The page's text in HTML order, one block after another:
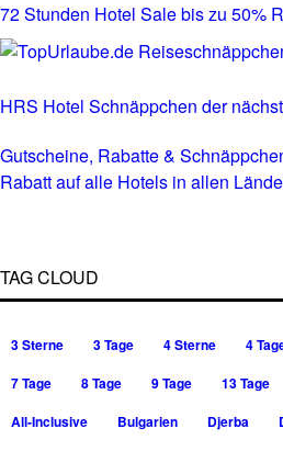
72 Stunden Hotel Sale bis zu 50%
HRS Hotel Schnäppchen der
Gutscheine, Rabatte &
Rabatt auf alle Hotels in allen
TAG CLOUD
3 Sterne 3 Tage 4 Sterne 4
7 Tage
8 Tage 9 Tage 13 Tage
All-Inclusive
Bulgarien Djerba